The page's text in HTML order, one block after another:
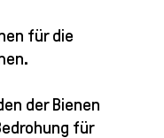
für die
der Bienen
für